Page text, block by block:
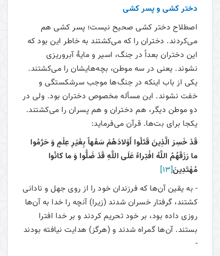
دختر کشی و پسر کشی
اصطلاح دختر کشی صحیح نیست؛ پسر کشی هم
می‌‌کردند. دختران را که می‌‌کشتند به خاطر این بود که
این دختران بعداً در جنگ، اسیر و مایۀ آبروریزی
نشوند. یعنی در سه موطن، بچه‌هایشان را می‌‌کشتند.
یکی از باب اینکه در جنگ‌ها موجب سرشکستگی و
خفت نشوند. این مسأله مخصوص دختران بود. ولی در
دو موطن دیگر، هم دختران و هم پسران را می‌‌کشتند.
یکجا برای بت‌ها. قرآن می‌‌فرماید:
قَدْ خَسِرَ الَّذِينَ قَتَلُوا أَوْلادَهُمْ سَفَهاً بِغَيْرِ عِلْمٍ وَ حَرَّمُوا
ما رَزَقَهُمُ اللَّهُ افْتِراءً عَلَى اللَّهِ قَدْ ضَلُّوا وَ ما كانُوا
مُهْتَدِينَ[13]
- به يقين آن‌ها كه فرزندان خود را از روى جهل و نادانى
كشتند، گرفتار خسران شدند (زيرا) آنچه را خدا به آن‌ها
روزى داده بود، بر خود تحريم كردند و بر خدا افترا
بستند. آن‌ها گمراه شدند و (هرگز) هدايت نيافته بودند
-